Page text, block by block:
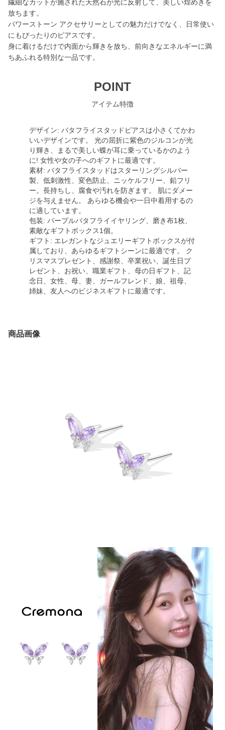
繊細なカットが施された天然石が光に反射して、美しい煌めきを
放ちます。
パワーストーン アクセサリーとしての魅力だけでなく、日常使い
にもぴったりのピアスです。
身に着けるだけで内面から輝きを放ち、前向きなエネルギーに満
ちあふれる特別な一品です。
POINT
アイテム特徴
デザイン: バタフライスタッドピアスは小さくてかわ
いいデザインです。 光の屈折に紫色のジルコンが光
り輝き、まるで美しい蝶が耳に乗っているかのよう
に! 女性や女の子へのギフトに最適です。
素材: バタフライスタッドはスターリングシルバー
製、低刺激性、変色防止、ニッケルフリー、鉛フリ
ー。長持ちし、腐食や汚れを防ぎます。 肌にダメー
ジを与えません。 あらゆる機会や一日中着用するの
に適しています。
包装: パープルバタフライイヤリング、磨き布1枚、
素敵なギフトボックス1個。
ギフト: エレガントなジュエリーギフトボックスが付
属しており、あらゆるギフトシーンに最適です。 ク
リスマスプレゼント、感謝祭、卒業祝い、誕生日プ
レゼント、お祝い、職業ギフト、母の日ギフト、記
念日、女性、母、妻、ガールフレンド、娘、祖母、
姉妹、友人へのビジネスギフトに最適です。
商品画像